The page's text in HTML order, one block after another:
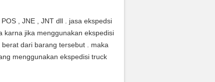
, JNE , JNT dll . jasa ekspedsi
karna jika menggunakan ekspedisi
dari barang tersebut . maka
menggunakan ekspedisi truck